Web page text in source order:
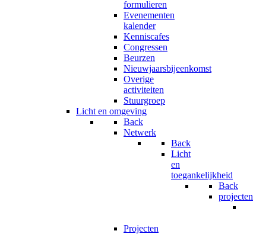
formulieren
Evenementen
kalender
Kenniscafes
Congressen
Beurzen
Nieuwjaarsbijeenkomst
Overige
activiteiten
Stuurgroep
Licht en omgeving
Back
Netwerk
Back
Licht
en
toegankelijkheid
Back
projecten
Projecten